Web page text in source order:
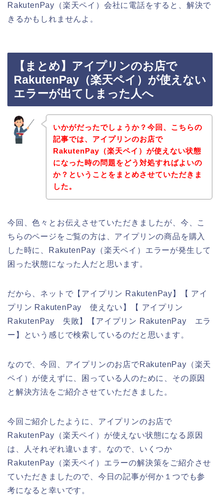
RakutenPay（楽天ペイ）会社に電話をすると、解決で
きるかもしれませんよ。
【まとめ】アイプリンのお店で
RakutenPay（楽天ペイ）が使えない
エラーが出てしまった人へ
いかがだったでしょうか？今回、こちらの
記事では、アイプリンのお店で
RakutenPay（楽天ペイ）が使えない状態
になった時の問題をどう対処すればよいの
か？ということをまとめさせていただきま
した。
今回、色々とお伝えさせていただきましたが、今、こ
ちらのページをご覧の方は、アイプリンの商品を購入
した時に、RakutenPay（楽天ペイ）エラーが発生して
困った状態になった人だと思います。
だから、ネットで【アイプリン RakutenPay】【 アイ
プリン RakutenPay 使えない】【 アイプリン
RakutenPay 失敗】【アイプリン RakutenPay エラ
ー】という感じで検索しているのだと思います。
なので、今回、アイプリンのお店でRakutenPay（楽天
ペイ）が使えずに、困っている人のために、その原因
と解決方法をご紹介させていただきました。
今回ご紹介したように、アイプリンのお店で
RakutenPay（楽天ペイ）が使えない状態になる原因
は、人それぞれ違います。なので、いくつか
RakutenPay（楽天ペイ）エラーの解決策をご紹介させ
ていただきましたので、今日の記事が何か１つでも参
考になると幸いです。